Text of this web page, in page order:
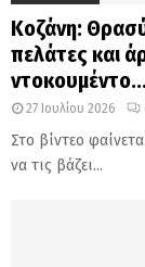
Κοζάνη:
πελάτες και
27 Ιουλίου 2026
Στο βίντεο
να τις βάζει...